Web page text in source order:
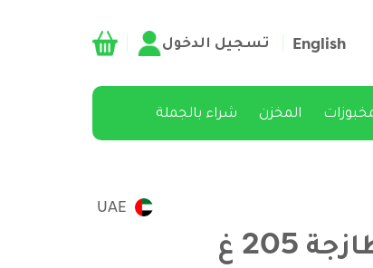
English تسجيل الدخول
المخزن شراء بالجملة
UAE
205 غ